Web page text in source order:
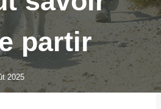
partir
2025